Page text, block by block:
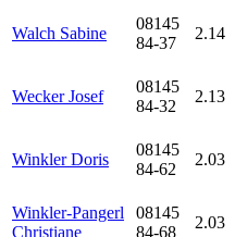
Walch Sabine
08145
84-37
2.14
Wecker Josef
08145
84-32
2.13
Winkler Doris
08145
84-62
2.03
Winkler-Pangerl
Christiane
08145
84-68
2.03